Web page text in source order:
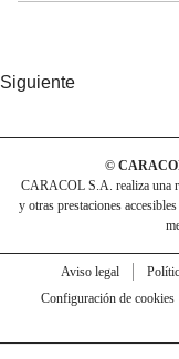
Siguiente
©
CARACOL S.A. realiza una
y otras prestaciones
Aviso legal
Configuración de cookies